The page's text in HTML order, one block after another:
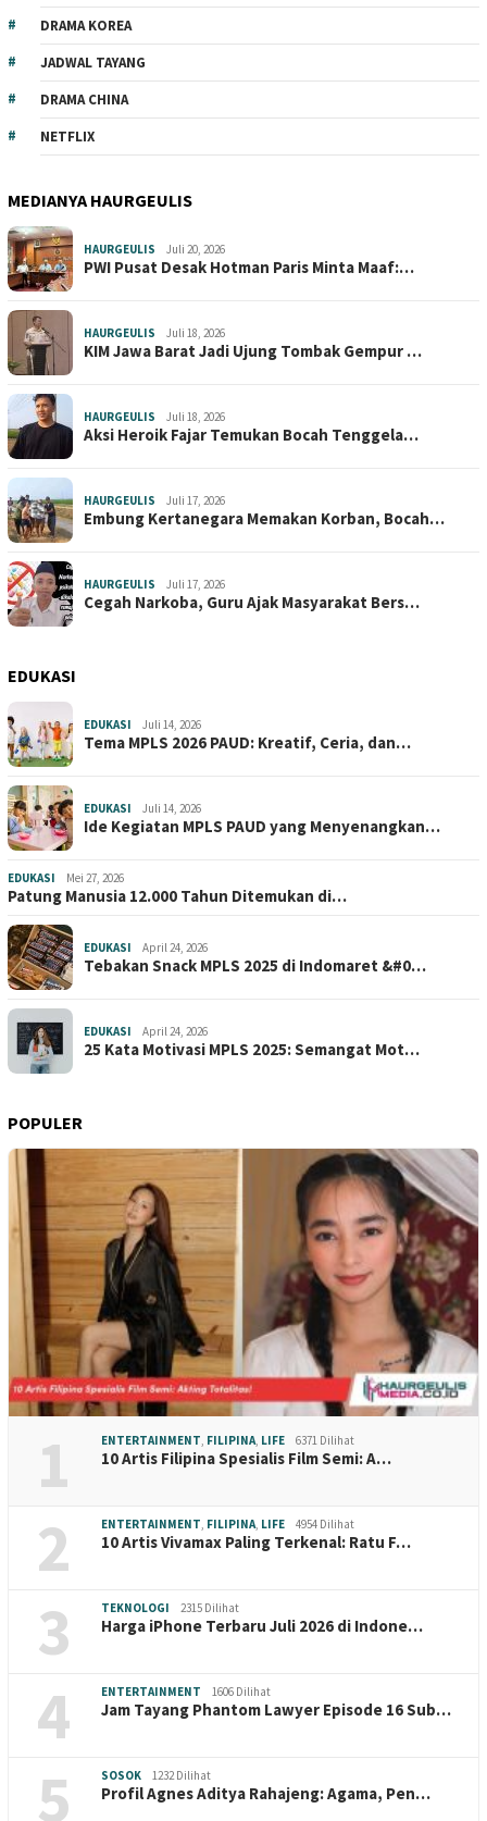
DRAMA KOREA
JADWAL TAYANG
DRAMA CHINA
NETFLIX
MEDIANYA HAURGEULIS
HAURGEULIS Juli 20, 2026
PWI Pusat Desak Hotman Paris Minta Maaf:…
HAURGEULIS Juli 18, 2026
KIM Jawa Barat Jadi Ujung Tombak Gempur …
HAURGEULIS Juli 18, 2026
Aksi Heroik Fajar Temukan Bocah Tenggela…
HAURGEULIS Juli 17, 2026
Embung Kertanegara Memakan Korban, Bocah…
HAURGEULIS Juli 17, 2026
Cegah Narkoba, Guru Ajak Masyarakat Bers…
EDUKASI
EDUKASI Juli 14, 2026
Tema MPLS 2026 PAUD: Kreatif, Ceria, dan…
EDUKASI Juli 14, 2026
Ide Kegiatan MPLS PAUD yang Menyenangkan…
EDUKASI Mei 27, 2026
Patung Manusia 12.000 Tahun Ditemukan di…
EDUKASI April 24, 2026
Tebakan Snack MPLS 2025 di Indomaret &#0…
EDUKASI April 24, 2026
25 Kata Motivasi MPLS 2025: Semangat Mot…
POPULER
1 ENTERTAINMENT, FILIPINA, LIFE 6371 Dilihat
10 Artis Filipina Spesialis Film Semi: A…
2 ENTERTAINMENT, FILIPINA, LIFE 4954 Dilihat
10 Artis Vivamax Paling Terkenal: Ratu F…
3 TEKNOLOGI 2315 Dilihat
Harga iPhone Terbaru Juli 2026 di Indone…
4 ENTERTAINMENT 1606 Dilihat
Jam Tayang Phantom Lawyer Episode 16 Sub…
5 SOSOK 1232 Dilihat
Profil Agnes Aditya Rahajeng: Agama, Pen…